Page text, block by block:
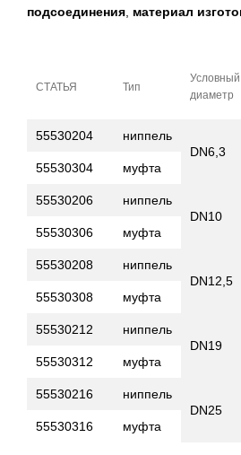
подсоединения материал
СТАТЬЯ Тип
Условный
диаметр
55530204
ниппель
DN6,3
55530304 муфта
55530206
ниппель
DN10
55530306 муфта
55530208
ниппель
DN12,5
55530308 муфта
55530212
ниппель
DN19
55530312 муфта
55530216
ниппель
DN25
55530316 муфта